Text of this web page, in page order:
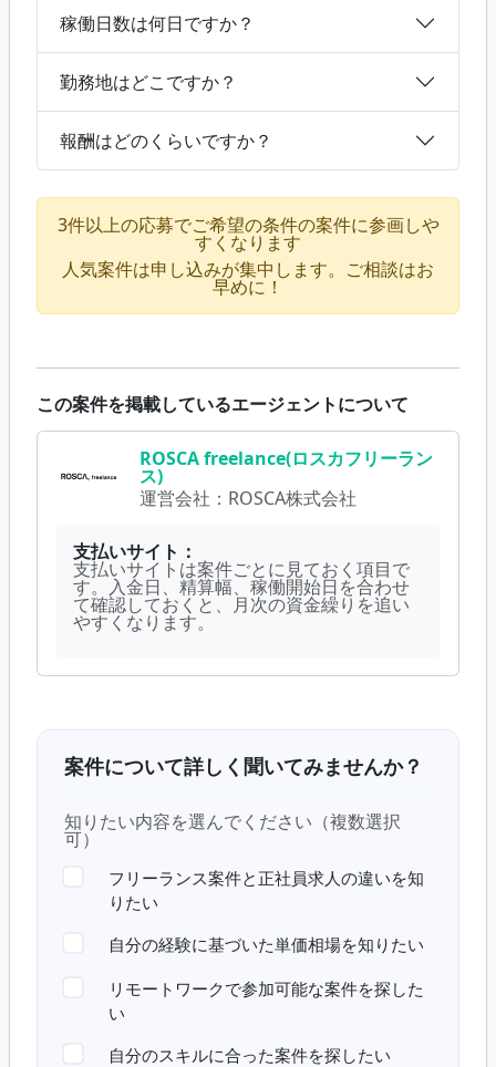
稼働日数は何日ですか？
勤務地はどこですか？
報酬はどのくらいですか？
3件以上の応募でご希望の条件の案件に参画しや
すくなります
人気案件は申し込みが集中します。ご相談はお
早めに！
この案件を掲載しているエージェントについて
ROSCA freelance(ロスカフリーラン
ス)
運営会社： ROSCA株式会社
支払いサイト：
支払いサイトは案件ごとに見ておく項目で
す。入金日、精算幅、稼働開始日を合わせ
て確認しておくと、月次の資金繰りを追い
やすくなります。
案件について詳しく聞いてみませんか？
知りたい内容を選んでください（複数選択
可）
フリーランス案件と正社員求人の違いを知
りたい
自分の経験に基づいた単価相場を知りたい
リモートワークで参加可能な案件を探した
い
自分のスキルに合った案件を探したい